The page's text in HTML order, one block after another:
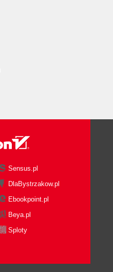
Sensus.pl
DlaBystrzakow.pl
Ebookpoint.pl
Beya.pl
Sploty